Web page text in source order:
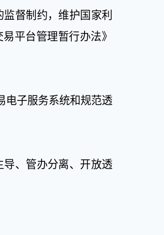
督制约，维护国家利
平台管理暂行办法》
电子服务系统和规范透
、管办分离、开放透